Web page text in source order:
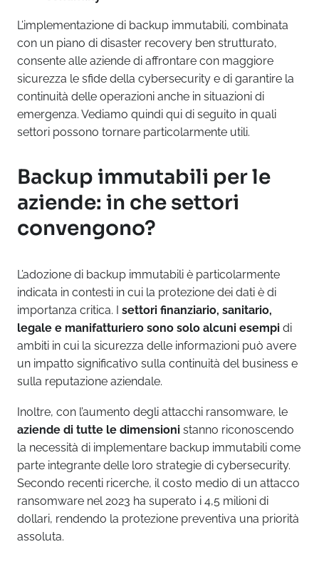
L’implementazione di backup immutabili, combinata
con un piano di disaster recovery ben strutturato,
consente alle aziende di affrontare con maggiore
sicurezza le sfide della cybersecurity e di garantire la
continuità delle operazioni anche in situazioni di
emergenza. Vediamo quindi qui di seguito in quali
settori possono tornare particolarmente utili.
Backup immutabili per le
aziende: in che settori
convengono?
L’adozione di backup immutabili è particolarmente
indicata in contesti in cui la protezione dei dati è di
importanza critica. I settori finanziario, sanitario,
legale e manifatturiero sono solo alcuni esempi di
ambiti in cui la sicurezza delle informazioni può avere
un impatto significativo sulla continuità del business e
sulla reputazione aziendale.
Inoltre, con l’aumento degli attacchi ransomware, le
aziende di tutte le dimensioni stanno riconoscendo
la necessità di implementare backup immutabili come
parte integrante delle loro strategie di cybersecurity.
Secondo recenti ricerche, il costo medio di un attacco
ransomware nel 2023 ha superato i 4,5 milioni di
dollari, rendendo la protezione preventiva una priorità
assoluta.